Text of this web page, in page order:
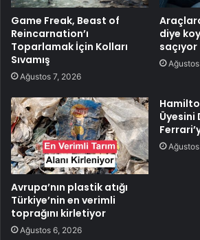
Game Freak, Beast of
Reincarnation’ı
Toparlamak İçin Kolları
Sıvamış
Ağustos 7, 2026
diye
saçıyor
Avrupa’nın plastik atığı
Türkiye’nin en verimli
toprağını kirletiyor
Ağustos 6, 2026
Üyesini